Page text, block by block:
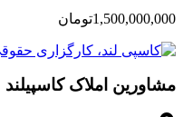
1,500,000,000تومان
مشاورین املاک کاسپیلند